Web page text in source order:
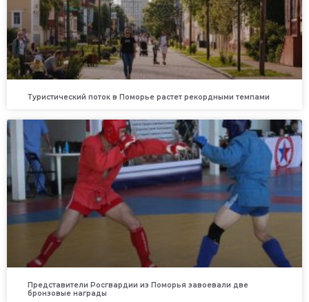
Туристический поток в Поморье растет рекордными темпами
Представители Росгвардии из Поморья завоевали две
бронзовые награды